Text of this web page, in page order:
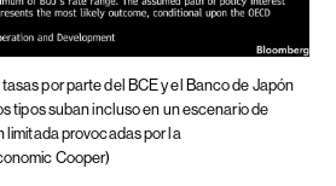
por parte del BCE y el Banco de Japón
tipos suban incluso en un escenario de
provocadas por la
Cooper)